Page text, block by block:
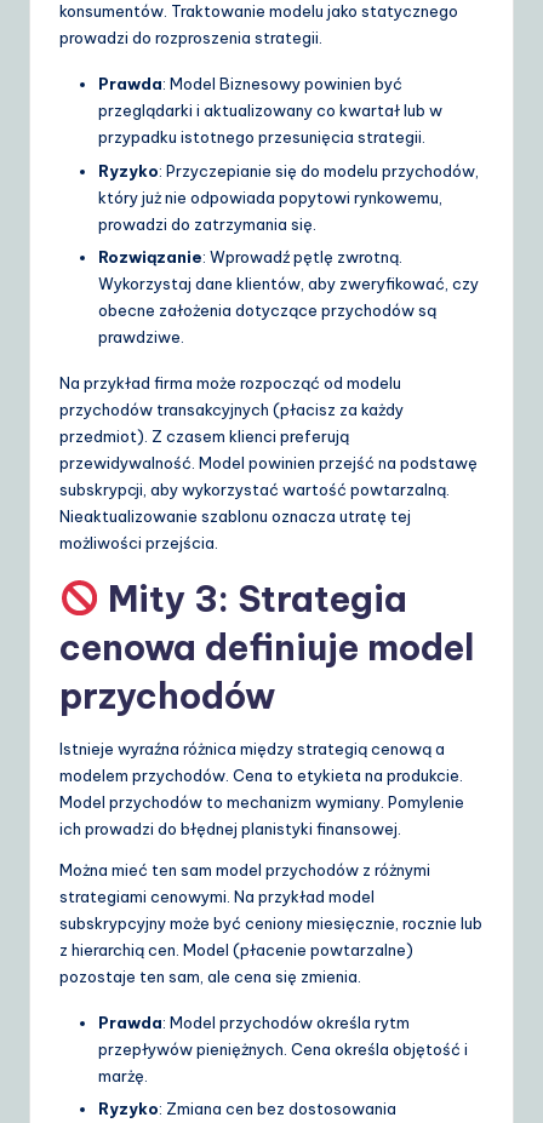
konsumentów. Traktowanie modelu jako statycznego
prowadzi do rozproszenia strategii.
Prawda: Model Biznesowy powinien być
przeglądarki i aktualizowany co kwartał lub w
przypadku istotnego przesunięcia strategii.
Ryzyko: Przyczepianie się do modelu przychodów,
który już nie odpowiada popytowi rynkowemu,
prowadzi do zatrzymania się.
Rozwiązanie: Wprowadź pętlę zwrotną.
Wykorzystaj dane klientów, aby zweryfikować, czy
obecne założenia dotyczące przychodów są
prawdziwe.
Na przykład firma może rozpocząć od modelu
przychodów transakcyjnych (płacisz za każdy
przedmiot). Z czasem klienci preferują
przewidywalność. Model powinien przejść na podstawę
subskrypcji, aby wykorzystać wartość powtarzalną.
Nieaktualizowanie szablonu oznacza utratę tej
możliwości przejścia.
Mity 3: Strategia
cenowa definiuje model
przychodów
Istnieje wyraźna różnica między strategią cenową a
modelem przychodów. Cena to etykieta na produkcie.
Model przychodów to mechanizm wymiany. Pomylenie
ich prowadzi do błędnej planistyki finansowej.
Można mieć ten sam model przychodów z różnymi
strategiami cenowymi. Na przykład model
subskrypcyjny może być ceniony miesięcznie, rocznie lub
z hierarchią cen. Model (płacenie powtarzalne)
pozostaje ten sam, ale cena się zmienia.
Prawda: Model przychodów określa rytm
przepływów pieniężnych. Cena określa objętość i
marżę.
Ryzyko: Zmiana cen bez dostosowania